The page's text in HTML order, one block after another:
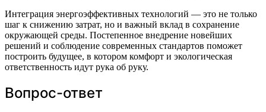
Интеграция энергоэффективных технологий — это не только
шаг к снижению затрат, но и важный вклад в сохранение
окружающей среды. Постепенное внедрение новейших
решений и соблюдение современных стандартов поможет
построить будущее, в котором комфорт и экологическая
ответственность идут рука об руку.
Вопрос-ответ